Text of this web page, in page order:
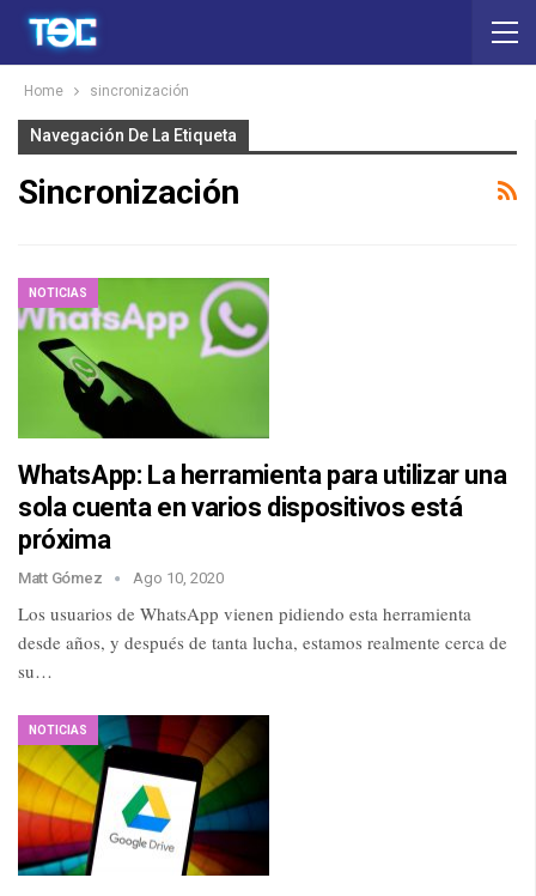
Home sincronización
Navegación De La Etiqueta
Sincronización
NOTICIAS
WhatsApp: La herramienta para utilizar una
sola cuenta en varios dispositivos está
próxima
Matt Gómez Ago 10, 2020
Los usuarios de WhatsApp vienen pidiendo esta herramienta
desde años, y después de tanta lucha, estamos realmente cerca de
su…
NOTICIAS